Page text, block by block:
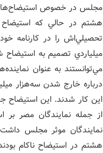
مجلس در خصوص استيضاح‌هاي
هشتم در حالي که
تحصيلي‌اش را در کارنامه
ميلياردي تصميم به
مي‌توانستند به عنوان
درباره خارج شدن سه‌هزار
اين کار شدند. اين استيضاح
از جمله نمايندگان مصر بر
نمايندگان موثر مجلس
هشتم در استيضاح ناکام